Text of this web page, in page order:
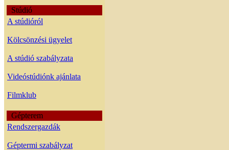
Stúdió
A stúdióról
Kölcsönzési ügyelet
A stúdió szabályzata
Videóstúdiónk ajánlata
Filmklub
Gépterem
Rendszergazdák
Géptermi szabályzat